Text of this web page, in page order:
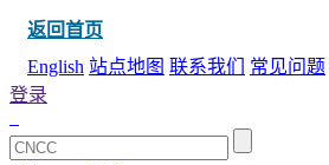
返回首页
English 站点地图 联系我们 常见问题
登录